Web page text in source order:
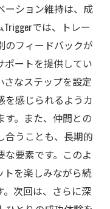
持続可能なダイ
礎知識
続ける
健康維持を重視
イエット進行管
な方法
ダイエットの実
ーション維持は、成
では、トレー
のフィードバックが
ポートを提供してい
さなステップを設定
を感じられるようカ
す。また、仲間との
合うことも、長期的
要素です。このよ
トを楽しみながら続
。次回は、さらに深